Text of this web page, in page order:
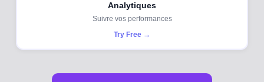
Analytiques
Suivre vos performances
Try Free →